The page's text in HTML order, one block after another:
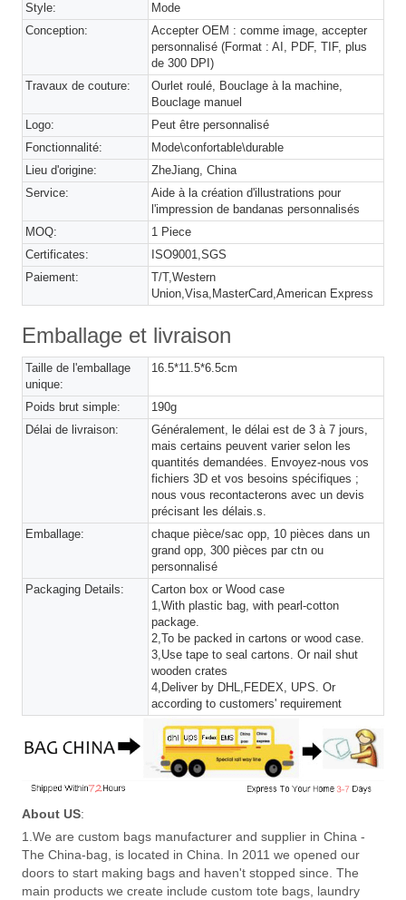
Style:
Mode
Conception:
Accepter OEM : comme image, accepter
personnalisé (Format : AI, PDF, TIF, plus
de 300 DPI)
Travaux de couture:
Ourlet roulé, Bouclage à la machine,
Bouclage manuel
Logo:
Peut être personnalisé
Fonctionnalité:
Mode\confortable\durable
Lieu d'origine:
ZheJiang, China
Service:
Aide à la création d'illustrations pour
l'impression de bandanas personnalisés
MOQ:
1 Piece
Certificates:
ISO9001,SGS
Paiement:
T/T,Western
Union,Visa,MasterCard,American Express
Emballage et livraison
Taille de l'emballage
unique:
16.5*11.5*6.5cm
Poids brut simple:
190g
Délai de livraison:
Généralement, le délai est de 3 à 7 jours,
mais certains peuvent varier selon les
quantités demandées. Envoyez-nous vos
fichiers 3D et vos besoins spécifiques ;
nous vous recontacterons avec un devis
précisant les délais.s.
Emballage:
chaque pièce/sac opp, 10 pièces dans un
grand opp, 300 pièces par ctn ou
personnalisé
Packaging Details:
Carton box or Wood case
1,With plastic bag, with pearl-cotton
package.
2,To be packed in cartons or wood case.
3,Use tape to seal cartons. Or nail shut
wooden crates
4,Deliver by DHL,FEDEX, UPS. Or
according to customers' requirement
About US:
1.We are custom bags manufacturer and supplier in China -
The China-bag, is located in China. In 2011 we opened our
doors to start making bags and haven't stopped since. The
main products we create include custom tote bags, laundry